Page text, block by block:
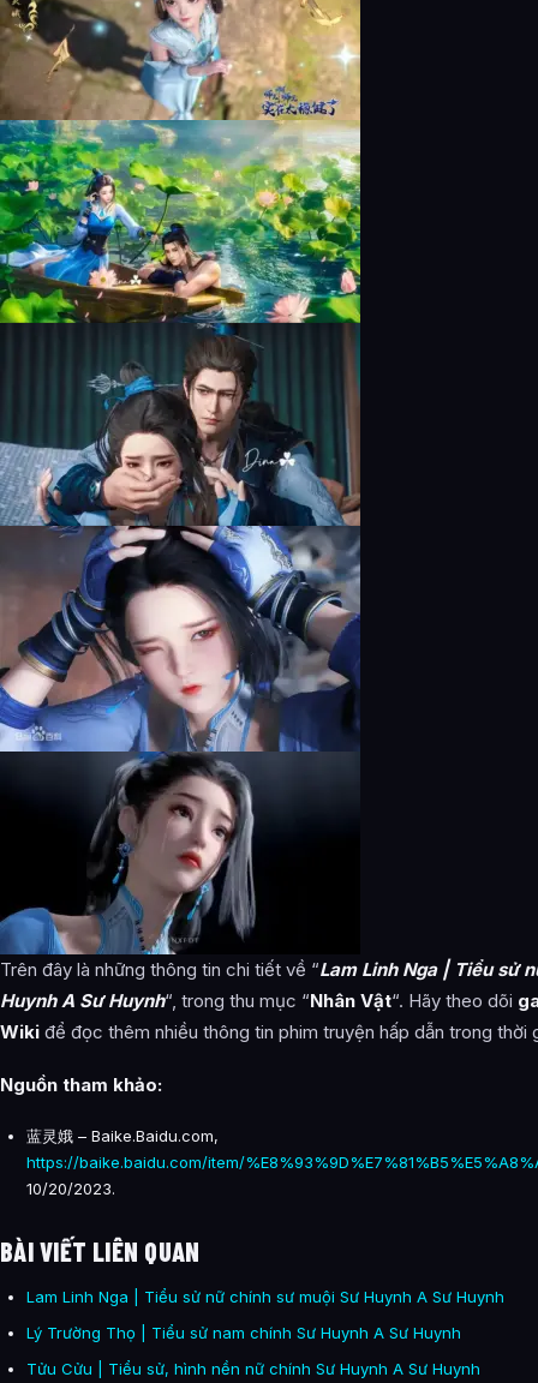
Trên đây là những thông tin chi tiết về “Lam Linh Nga | Tiểu sử
Huynh A Sư Huynh“, trong thu mục “Nhân Vật“. Hãy theo dõi
Wiki để đọc thêm nhiều thông tin phim truyện hấp dẫn trong thời
Nguồn tham khảo:
蓝灵娥 – Baike.Baidu.com,
https://baike.baidu.com/item/
10/20/2023.
BÀI VIẾT LIÊN QUAN
Lam Linh Nga | Tiểu sử nữ chính sư muội Sư Huynh A Sư Huynh
Lý Trường Thọ | Tiểu sử nam chính Sư Huynh A Sư Huynh
Tửu Cửu | Tiểu sử, hình nền nữ chính Sư Huynh A Sư Huynh